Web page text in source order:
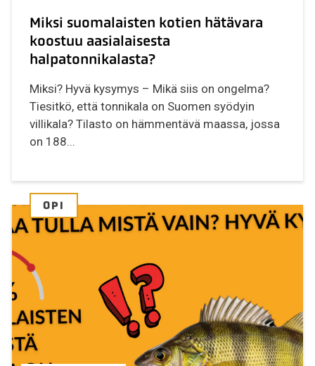
Miksi suomalaisten kotien hätävara
koostuu aasialaisesta
halpatonnikalasta?
Miksi? Hyvä kysymys – Mikä siis on ongelma?
Tiesitkö, että tonnikala on Suomen syödyin
villikala? Tilasto on hämmentävä maassa, jossa
on 188...
OPI